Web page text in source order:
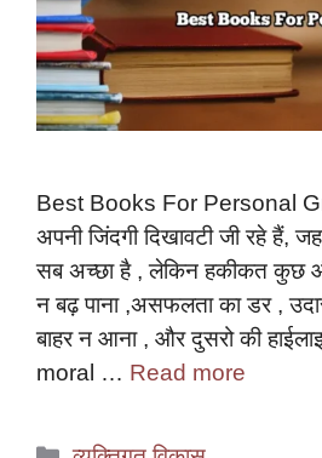
Best Books For Personal
अपनी जिंदगी दिखावटी जी रहे हैं,
सब अच्छा है , लेकिन हकीकत कुछ
न बढ़ पाना ,असफलता का डर ,
बाहर न आना , और दुसरो की
moral … Read more
Categories